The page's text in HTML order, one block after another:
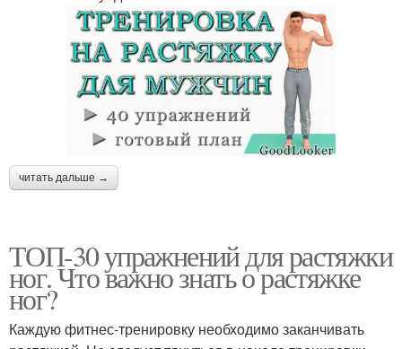
читать дальше →
ТОП-30 упражнений для растяжки
ног. Что важно знать о растяжке
ног?
Каждую фитнес-тренировку необходимо заканчивать